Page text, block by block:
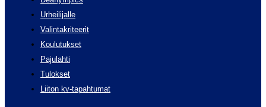
Urheilijalle
Valintakriteerit
Koulutukset
Pajulahti
Tulokset
Liiton kv-tapahtumat